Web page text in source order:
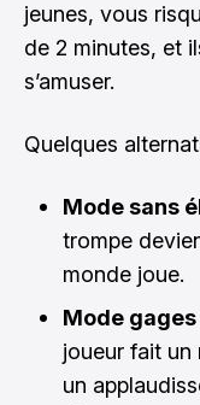
jeunes, vous
de 2 minutes, et
s’amuser.
Quelques
Mode sans
trompe
monde joue.
Mode
joueur fait un
un